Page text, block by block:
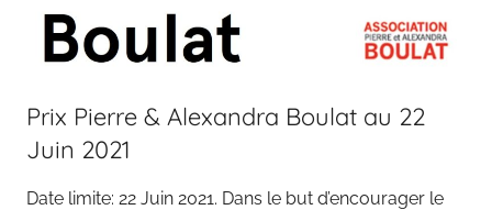
Prix Pierre & Alexandra Boulat au 22
Juin 2021
Date limite: 22 Juin 2021. Dans le but d’encourager le